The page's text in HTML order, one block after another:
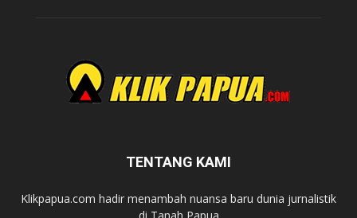
TENTANG KAMI
Klikpapua.com hadir menambah nuansa baru dunia jurnalistik